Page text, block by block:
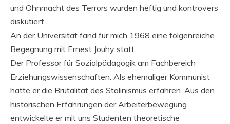
und Ohnmacht des Terrors wurden heftig und kontrovers
diskutiert.
An der Universität fand für mich 1968 eine folgenreiche
Begegnung mit Ernest Jouhy statt.
Der Professor für Sozialpädagogik am Fachbereich
Erziehungswissenschaften. Als ehemaliger Kommunist
hatte er die Brutalität des Stalinismus erfahren. Aus den
historischen Erfahrungen der Arbeiterbewegung
entwickelte er mit uns Studenten theoretische